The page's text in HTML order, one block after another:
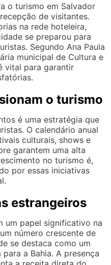
o turismo em Salvador
de visitantes.
na rede hoteleira,
se preparou para
Segundo Ana Paula
municipal de Cultura e
vital para garantir
o turismo
é uma estratégia que
O calendário anual
culturais, shows e
garantem uma alta
no turismo é,
por essas iniciativas
estrangeiros
um papel significativo na
número crescente de
se destaca como um
a Bahia. A presença